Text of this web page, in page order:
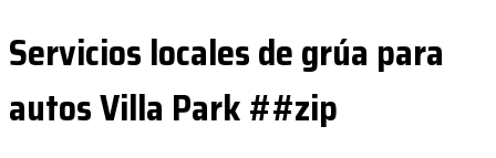
Servicios locales de grúa para
autos Villa Park ##zip